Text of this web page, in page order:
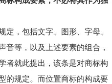
，包括文字、图形、字母、
音等，以及上述要素的组合，
者就此提出，该条是对商标构
的规定。而位置商标的构成要